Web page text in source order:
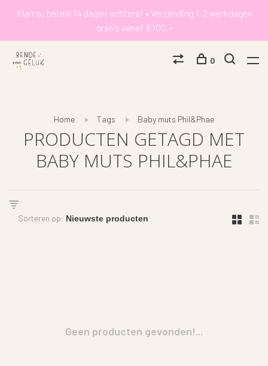
Klarna: betaal 14 dagen achteraf • Verzending 1-2 werkdagen
gratis vanaf €100,-
0
Home Tags Baby muts Phil&Phae
PRODUCTEN GETAGD MET
BABY MUTS PHIL&PHAE
Sorteren op:
Geen producten gevonden!...